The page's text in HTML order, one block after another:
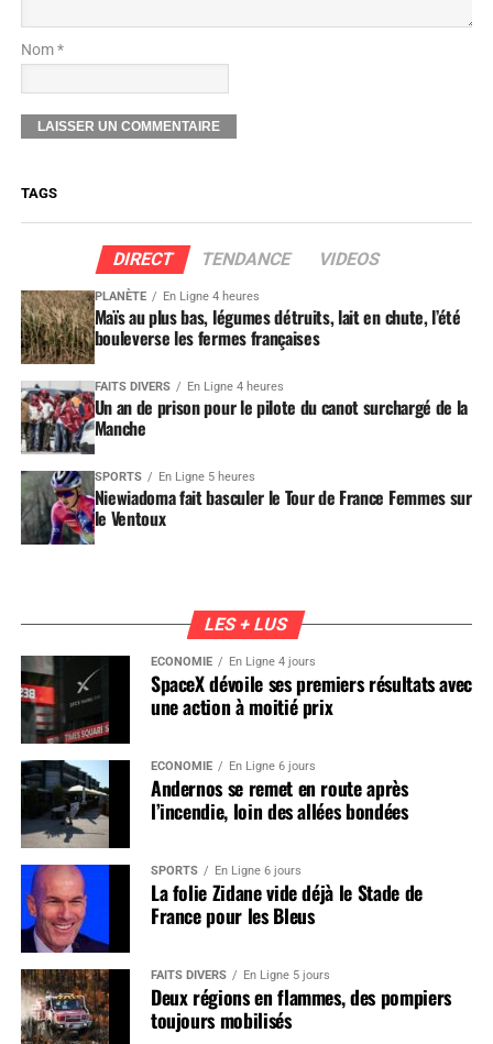
Nom *
TAGS
DIRECT TENDANCE VIDEOS
PLANÈTE En Ligne 4 heures
Maïs au plus bas, légumes détruits, lait en chute, l’été
bouleverse les fermes françaises
FAITS DIVERS En Ligne 4 heures
Un an de prison pour le pilote du canot surchargé de la
Manche
SPORTS En Ligne 5 heures
Niewiadoma fait basculer le Tour de France Femmes sur
le Ventoux
LES + LUS
ÉCONOMIE En Ligne 4 jours
SpaceX dévoile ses premiers résultats avec
une action à moitié prix
ÉCONOMIE En Ligne 6 jours
Andernos se remet en route après
l’incendie, loin des allées bondées
SPORTS En Ligne 6 jours
La folie Zidane vide déjà le Stade de
France pour les Bleus
FAITS DIVERS En Ligne 5 jours
Deux régions en flammes, des pompiers
toujours mobilisés